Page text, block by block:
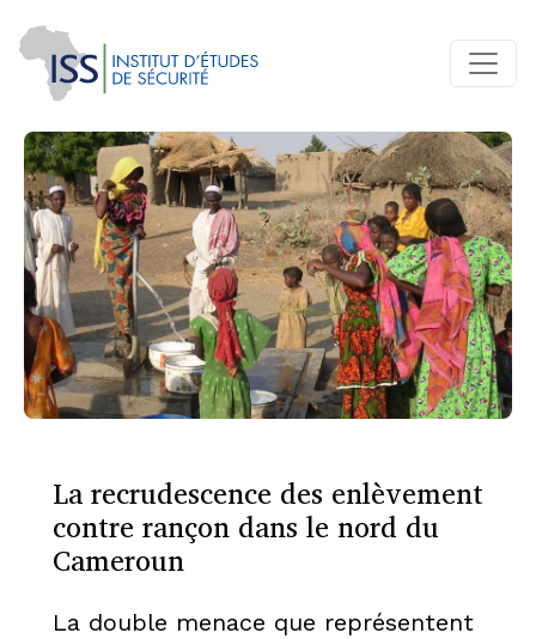
La recrudescence des enlèvement
contre rançon dans le nord du
Cameroun
La double menace que représentent